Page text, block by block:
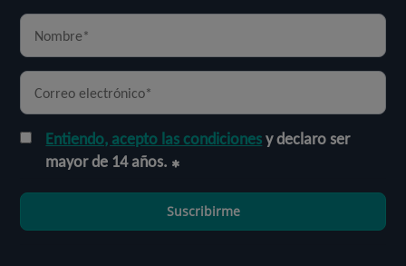
Entiendo, acepto las condicionesy declaro ser
mayor de 14 años.
Suscribirme